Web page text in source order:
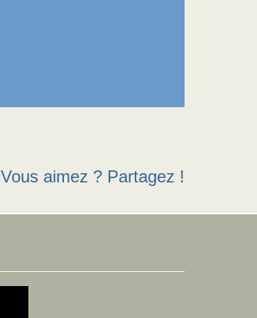
Vous aimez ? Partagez !